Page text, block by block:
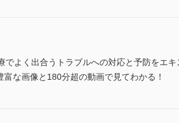
でよく出合うトラブルへの対応と予防をエ
富な画像と180分超の動画で見てわかる！